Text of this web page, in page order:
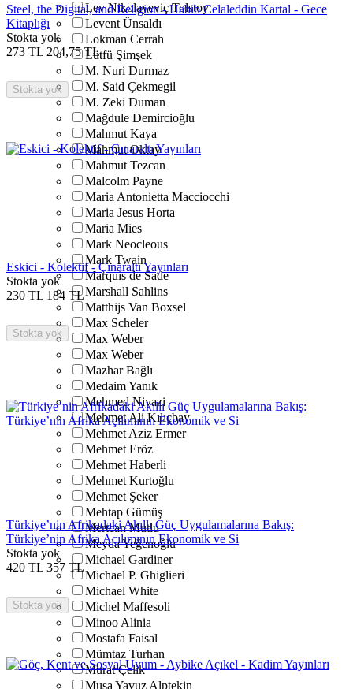
Lev Nikolayeviç Tolstoy
Levent Ünsaldı
Lokman Cerrah
Lütfü Şimşek
M. Nuri Durmaz
M. Said Çekmegil
M. Zeki Duman
Mağdule Demircioğlu
Mahmut Kaya
Mahmut Oktay
Mahmut Tezcan
Malcolm Payne
Maria Antonietta Macciocchi
Maria Jesus Horta
Maria Mies
Mark Neocleous
Mark Twain
Marquis de Sade
Marshall Sahlins
Matthijs Van Boxsel
Max Scheler
Max Weber
Max Weber
Mazhar Bağlı
Medaim Yanık
Mehmed Niyazi
Mehmet Ali Kılıçbay
Mehmet Aziz Ermer
Mehmet Eröz
Mehmet Haberli
Mehmet Kurtoğlu
Mehmet Şeker
Mehtap Gümüş
Mertcan Mutlu
Meyda Yeğenoğlu
Michael Gardiner
Michael P. Ghiglieri
Michael White
Michel Maffesoli
Minoo Alinia
Mostafa Faisal
Mümtaz Turhan
Murat Çelik
Musa Yavuz Alptekin
Steel, the Digital, and Religion - Habib Celaleddin Kartal - Gece
Kitaplığı
Stokta yok
273 TL 204,75 TL
Stokta yok
Eskici - Kolektif - Çınaraltı Yayınları
Stokta yok
230 TL 184 TL
Stokta yok
Türkiye’nin Afrikadaki Akıllı Güç Uygulamalarına Bakış:
Türkiye’nin Afrika Açılımının Ekonomik ve Si
Stokta yok
420 TL 357 TL
Stokta yok